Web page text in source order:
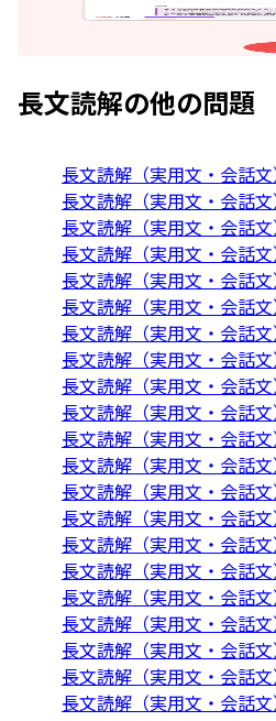
長文読解の他の問題
長文読解（実用文・会話
長文読解（実用文・会話
長文読解（実用文・会話
長文読解（実用文・会話
長文読解（実用文・会話
長文読解（実用文・会話
長文読解（実用文・会話
長文読解（実用文・会話
長文読解（実用文・会話
長文読解（実用文・会話
長文読解（実用文・会話
長文読解（実用文・会話
長文読解（実用文・会話
長文読解（実用文・会話
長文読解（実用文・会話
長文読解（実用文・会話
長文読解（実用文・会話
長文読解（実用文・会話
長文読解（実用文・会話
長文読解（実用文・会話
長文読解（実用文・会話